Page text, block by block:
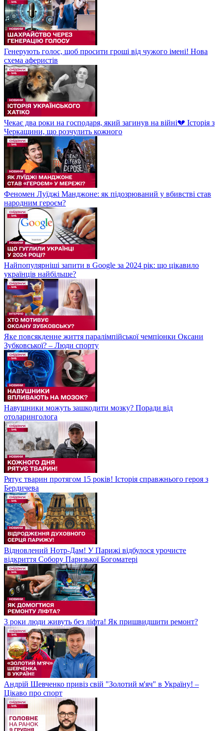
Генерують голос, щоб просити гроші від чужого імені! Нова
схема аферистів
Чекає два роки на господаря, який загинув на війні💔 Історія з
Черкащини, що розчулить кожного
Феномен Луїджі Манджоне: як підозрюваний у вбивстві став
народним героєм?
Найпопулярніші запити в Google за 2024 рік: що цікавило
українців найбільше?
Яке повсякденне життя паралімпійської чемпіонки Оксани
Зубковської? – Люди спорту
Навушники можуть зашкодити мозку? Поради від
отоларинголога
Рятує тварин протягом 15 років! Історія справжнього героя з
Бердичева
Відновлений Нотр-Дам! У Парижі відбулося урочисте
відкриття Собору Паризької Богоматері
3 роки люди живуть без ліфта! Як пришвидшити ремонт?
Андрій Шевченко привіз свій "Золотий м'яч" в Україну! –
Цікаво про спорт